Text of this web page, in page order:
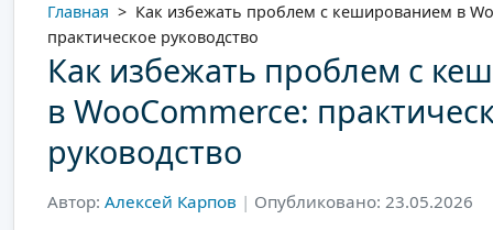
Главная > Как избежать проблем с кешированием в
практическое руководство
Как избежать проблем с
в WooCommerce:
руководство
Автор: Алексей Карпов | Опубликовано: 23.05.2026